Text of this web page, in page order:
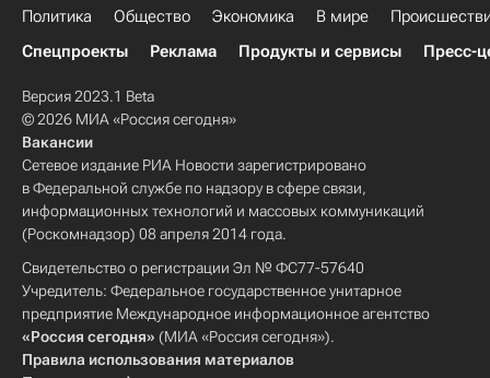
Политика Общество Экономика В мире
Спецпроекты
Реклама Продукты и сервисы Пресс-
Версия 2023.1 Beta
© 2026 МИА «Россия сегодня»
Вакансии
Сетевое издание РИА Новости зарегистрировано
в Федеральной службе по надзору в сфере связи,
информационных технологий и массовых коммуникаций
(Роскомнадзор) 08 апреля 2014 года.
Свидетельство о регистрации Эл № ФС77-57640
Учредитель: Федеральное государственное унитарное
предприятие Международное информационное агентство
«Россия сегодня» (МИА «Россия сегодня»).
Правила использования материалов